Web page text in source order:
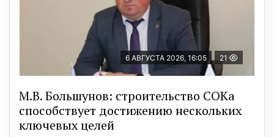
6 АВГУСТА 2026, 16:05 21
М.В. Большунов: строительство СОКа
способствует достижению нескольких
ключевых целей